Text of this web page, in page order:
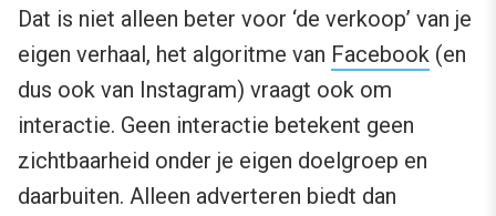
Dat is niet alleen beter voor ‘de verkoop’ van je
eigen verhaal, het algoritme van Facebook (en
dus ook van Instagram) vraagt ook om
interactie. Geen interactie betekent geen
zichtbaarheid onder je eigen doelgroep en
daarbuiten. Alleen adverteren biedt dan